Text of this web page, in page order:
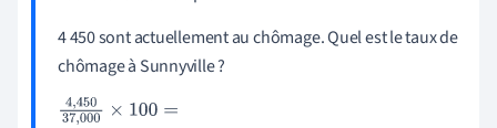
4 450 sont actuellement au chômage. Quel est le taux de
chômage à Sunnyville ?
4,45037,000×100